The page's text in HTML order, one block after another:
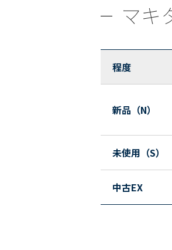
マキ
程度
新品（N）
未使用（S）
中古EX